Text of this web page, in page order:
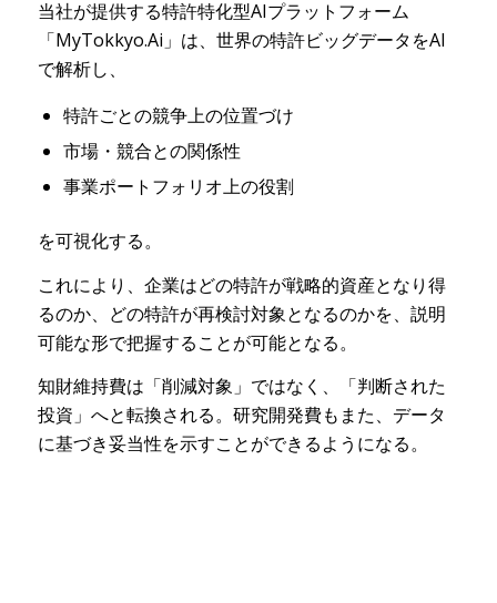
当社が提供する特許特化型AIプラットフォーム
「MyTokkyo.Ai」は、世界の特許ビッグデータをAI
で解析し、
特許ごとの競争上の位置づけ
市場・競合との関係性
事業ポートフォリオ上の役割
を可視化する。
これにより、企業はどの特許が戦略的資産となり得
るのか、どの特許が再検討対象となるのかを、説明
可能な形で把握することが可能となる。
知財維持費は「削減対象」ではなく、「判断された
投資」へと転換される。研究開発費もまた、データ
に基づき妥当性を示すことができるようになる。